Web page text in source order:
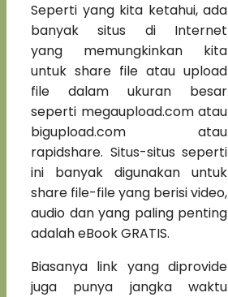
Seperti yang kita ketahui, ada
banyak situs di Internet
yang memungkinkan kita
untuk share file atau upload
file dalam ukuran besar
seperti megaupload.com atau
bigupload.com atau
rapidshare. Situs-situs seperti
ini banyak digunakan untuk
share file-file yang berisi video,
audio dan yang paling penting
adalah eBook GRATIS.
Biasanya link yang diprovide
juga punya jangka waktu